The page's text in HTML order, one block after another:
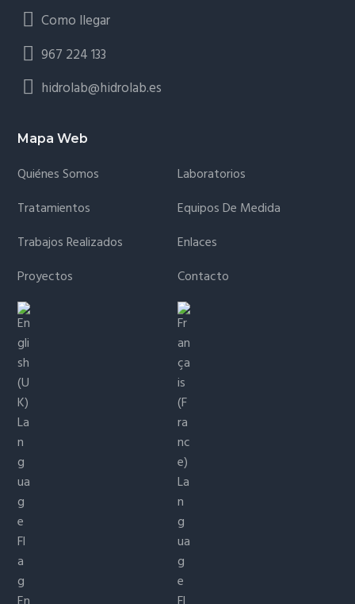
Como llegar
967 224 133
hidrolab@hidrolab.es
Mapa Web
Quiénes Somos
Laboratorios
Tratamientos
Equipos De Medida
Trabajos Realizados
Enlaces
Proyectos
Contacto